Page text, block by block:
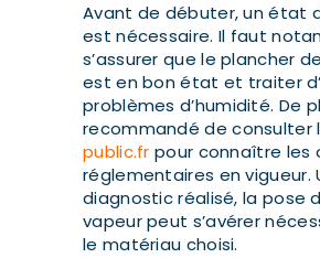
Avant de débuter, un état
est nécessaire. Il faut
s’assurer que le plancher
est en bon état et traiter
problèmes d’humidité. De
recommandé de consulter
public.fr pour connaître les
réglementaires en vigueur.
diagnostic réalisé, la pose
vapeur peut s’avérer
le matériau choisi.